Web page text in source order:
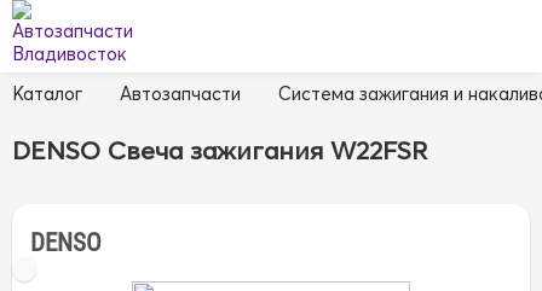
Каталог Автозапчасти Система зажигания и
DENSO Свеча зажигания W22FSR
DENSO